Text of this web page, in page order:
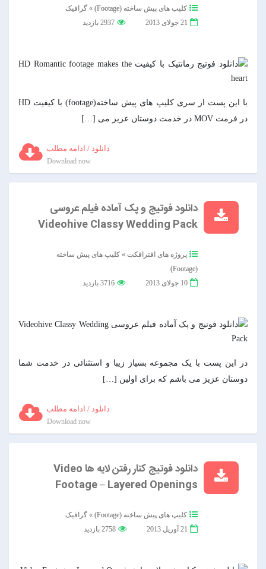
کلیپ های پیش ساخته (Footage) »گرافیک
2937 بازدید
با این پست از سری کلیپ های پیش ساخته(footage) با کیفیت HD
در فرمت MOV در خدمت دوستان عزیز می […]
دانلود / ادامه مطلب
Download now
دانلود فوتیج و پک آماده فیلم عروسی
Videohive Classy Wedding Pack
پروژه های افترافکت »کلیپ های پیش ساخته
(Footage)
10 جولای 2013
3716 بازدید
در این پست با یک مجموعه بسیاز زیبا و استثنائی در خدمت شما
دوستان عزیز می باشم که برای اولین […]
دانلود / ادامه مطلب
Download now
دانلود فوتیج کنار رفتن لایه ها Video
Footage – Layered Openings
کلیپ های پیش ساخته (Footage) »گرافیک
2758 بازدید